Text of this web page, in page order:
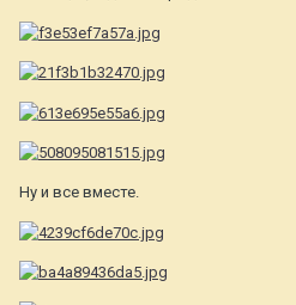
Ну и все вместе.